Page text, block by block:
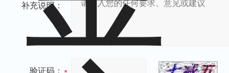
补充说明：
验证码：